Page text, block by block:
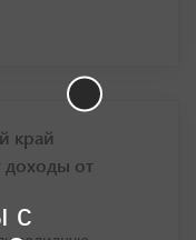
край
доходы от
с